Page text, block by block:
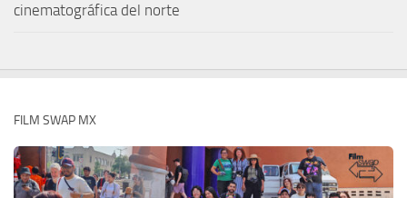
cinematográfica del norte
FILM SWAP MX